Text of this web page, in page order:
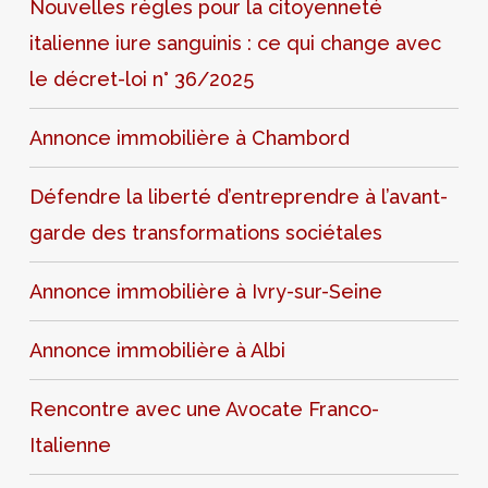
Nouvelles règles pour la citoyenneté
italienne iure sanguinis : ce qui change avec
le décret-loi n° 36/2025
Annonce immobilière à Chambord
Défendre la liberté d’entreprendre à l’avant-
garde des transformations sociétales
Annonce immobilière à Ivry-sur-Seine
Annonce immobilière à Albi
Rencontre avec une Avocate Franco-
Italienne